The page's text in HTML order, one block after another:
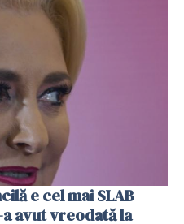
e cel mai SLAB
avut vreodată la